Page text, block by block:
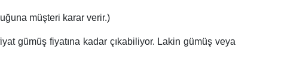
müşteri karar verir.)
gümüş fiyatına kadar çıkabiliyor. Lakin gümüş veya